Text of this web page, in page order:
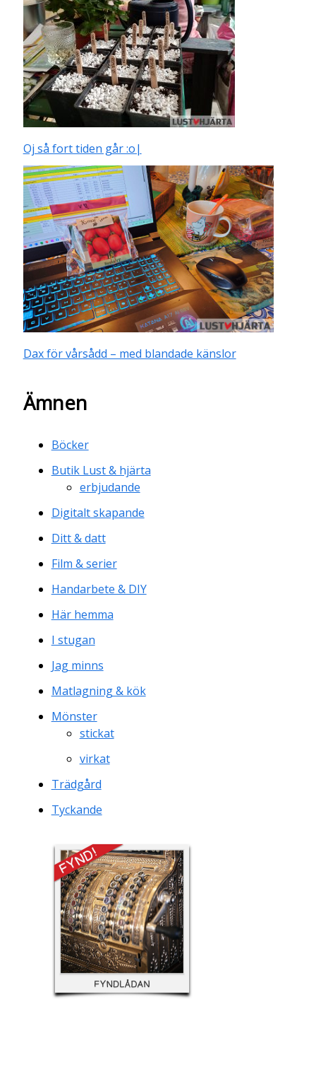
Oj så fort tiden går :o|
Dax för vårsådd – med blandade känslor
Ämnen
Böcker
Butik Lust & hjärta
erbjudande
Digitalt skapande
Ditt & datt
Film & serier
Handarbete & DIY
Här hemma
I stugan
Jag minns
Matlagning & kök
Mönster
stickat
virkat
Trädgård
Tyckande